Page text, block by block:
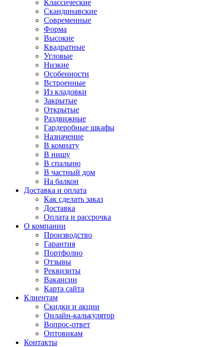
Классические
Скандинавские
Современные
Форма
Высокие
Квадратные
Угловые
Низкие
Особенности
Встроенные
Из кладовки
Закрытые
Открытые
Раздвижные
Гардеробные шкафы
Назначение
В комнату
В нишу
В спальню
В частный дом
На балкон
Доставка и оплата
Как сделать заказ
Доставка
Оплата и рассрочка
О компании
Производство
Гарантия
Портфолио
Отзывы
Реквизиты
Вакансии
Карта сайта
Клиентам
Скидки и акции
Онлайн-калькулятор
Вопрос-ответ
Оптовикам
Контакты